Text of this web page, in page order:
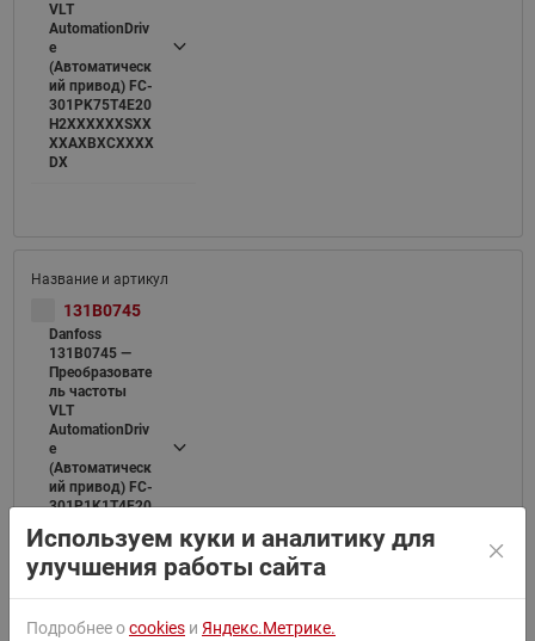
VLT
AutomationDriv
e
(Автоматическ
ий привод) FC-
301PK75T4E20
H2XXXXXXSXX
XXAXBXCXXXX
DX
131B0745
Danfoss
131B0745 —
Преобразовате
ль частоты
VLT
AutomationDriv
e
(Автоматическ
ий привод) FC-
301P1K1T4E20
XXAXBXCXXXX
DX
Используем куки и аналитику для
улучшения работы сайта
Подробнее оcookies и Яндекс.Метрике.